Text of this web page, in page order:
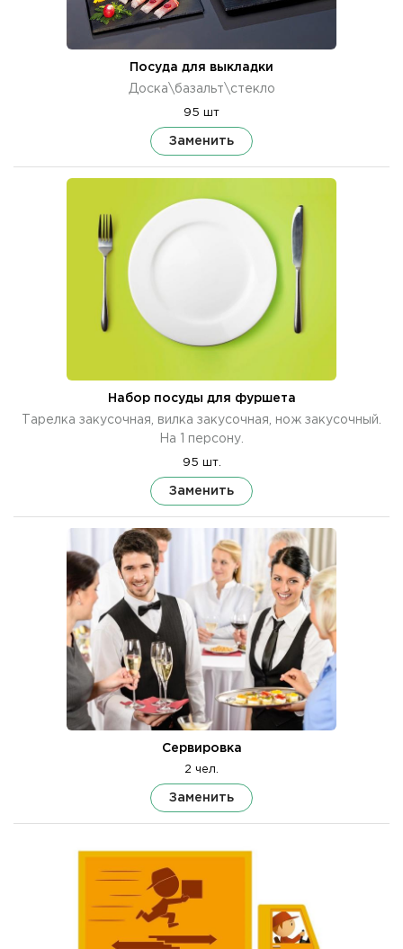
Посуда для выкладки
Доска\базальт\стекло
95 шт
Заменить
Набор посуды для фуршета
Тарелка закусочная, вилка закусочная, нож закусочный.
На 1 персону.
95 шт.
Заменить
Сервировка
2 чел.
Заменить